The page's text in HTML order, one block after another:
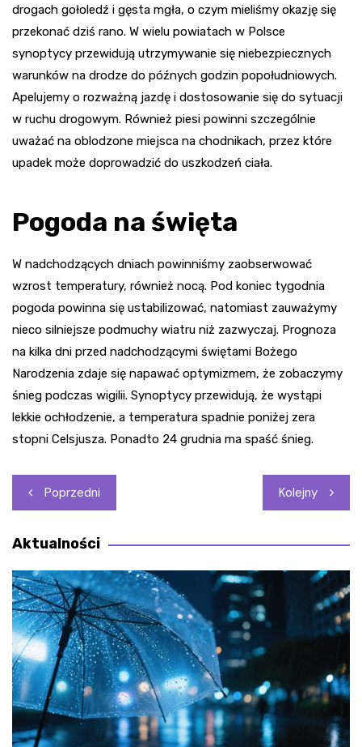
drogach gołoledź i gęsta mgła, o czym mieliśmy okazję się
przekonać dziś rano. W wielu powiatach w Polsce
synoptycy przewidują utrzymywanie się niebezpiecznych
warunków na drodze do późnych godzin popołudniowych.
Apelujemy o rozważną jazdę i dostosowanie się do sytuacji
w ruchu drogowym. Również piesi powinni szczególnie
uważać na oblodzone miejsca na chodnikach, przez które
upadek może doprowadzić do uszkodzeń ciała.
Pogoda na święta
W nadchodzących dniach powinniśmy zaobserwować
wzrost temperatury, również nocą. Pod koniec tygodnia
pogoda powinna się ustabilizować, natomiast zauważymy
nieco silniejsze podmuchy wiatru niż zazwyczaj. Prognoza
na kilka dni przed nadchodzącymi świętami Bożego
Narodzenia zdaje się napawać optymizmem, że zobaczymy
śnieg podczas wigilii. Synoptycy przewidują, że wystąpi
lekkie ochłodzenie, a temperatura spadnie poniżej zera
stopni Celsjusza. Ponadto 24 grudnia ma spaść śnieg.
Nawigacja
wpisu
Poprzedni Kolejny
Aktualności